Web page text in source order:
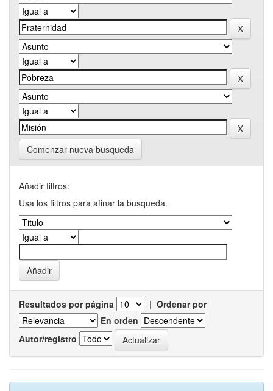
Comenzar nueva busqueda
Añadir filtros:
Usa los filtros para afinar la busqueda.
Resultados por página | Ordenar por
En orden
Autor/registro